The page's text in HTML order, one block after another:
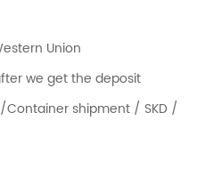
Union
we get the deposit
shipment / SKD /